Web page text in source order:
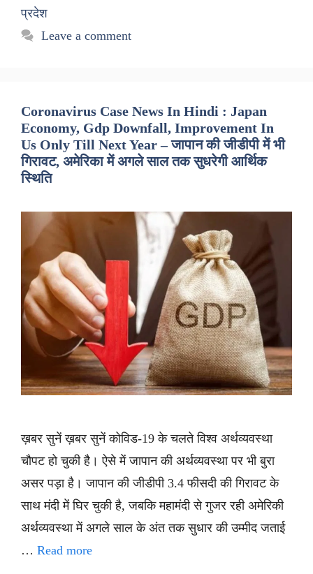
प्रदेश
Leave a comment
Coronavirus Case News In Hindi : Japan
Economy, Gdp Downfall, Improvement In
Us Only Till Next Year – जापान की जीडीपी में भी
गिरावट, अमेरिका में अगले साल तक सुधरेगी आर्थिक
स्थिति
ख़बर सुनें ख़बर सुनें कोविड-19 के चलते विश्व अर्थव्यवस्था
चौपट हो चुकी है। ऐसे में जापान की अर्थव्यवस्था पर भी बुरा
असर पड़ा है। जापान की जीडीपी 3.4 फीसदी की गिरावट के
साथ मंदी में घिर चुकी है, जबकि महामंदी से गुजर रही अमेरिकी
अर्थव्यवस्था में अगले साल के अंत तक सुधार की उम्मीद जताई
… Read more